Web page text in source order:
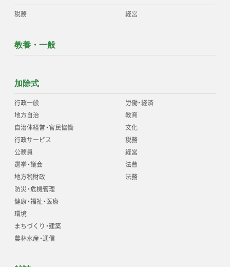
税務 経営
教養・一般
加除式
行政一般
地方自治
自治体経営・官民協働
行政サービス
公務員
選挙・議会
地方税財政
防災・危機管理
健康・福祉・医療
環境
まちづくり・建築
農林水産・通信
労働・経済
教育
文化
税務
経営
法曹
法務